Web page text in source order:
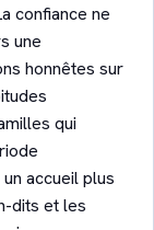
confiance ne
une
honnêtes sur
qui
accueil plus
dits et les